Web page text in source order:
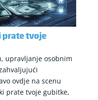
tvoje
upravljanje osobnim
ovdje na scenu
prate tvoje gubitke,